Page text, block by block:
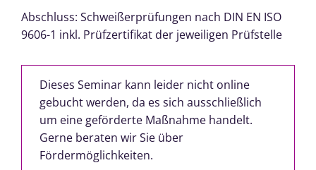
Abschluss: Schweißerprüfungen nach DIN EN ISO
9606-1 inkl. Prüfzertifikat der jeweiligen Prüfstelle
Dieses Seminar kann leider nicht online
gebucht werden, da es sich ausschließlich
um eine geförderte Maßnahme handelt.
Gerne beraten wir Sie über
Fördermöglichkeiten.